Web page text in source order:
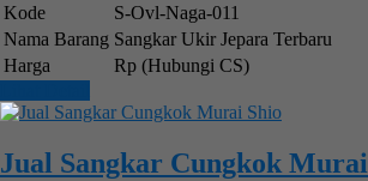
Kode
S-Ovl-Naga-011
Nama Barang Sangkar Ukir Jepara Terbaru
Harga
Rp (Hubungi CS)
Jual Sangkar Cungkok